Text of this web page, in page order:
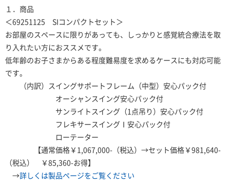
１．商品
＜69251125 SIコンパクトセット＞
お部屋のスペースに限りがあっても、しっかりと感覚統合療法を取
り入れたい方におススメです。
低年齢のお子さまからある程度難易度を求めるケースにも対応可能
です。
（内訳）スイングサポートフレーム（中型）安心パック付
オーシャンスイング安心パック付
サンライトスイング（1点吊り）安心パック付
フレキサースイングⅠ安心パック付
ローテーター
【通常価格￥1,067,000-（税込）→セット価格￥981,640-
（税込） ￥85,360-お得】
→詳しくは製品ページをご覧ください